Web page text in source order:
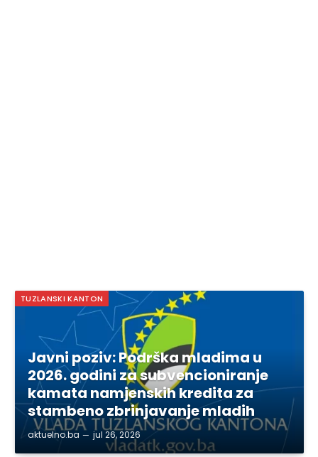
TUZLANSKI KANTON
Javni poziv: Podrška mladima u
2026. godini za subvencioniranje
kamata namjenskih kredita za
stambeno zbrinjavanje mladih
aktuelno.ba jul 26, 2026